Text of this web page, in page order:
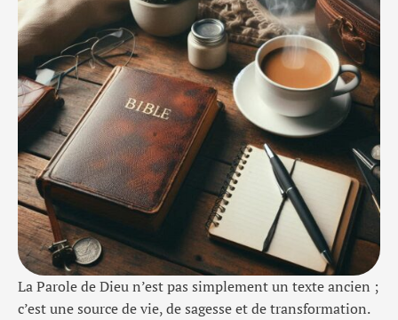
La Parole de Dieu n’est pas simplement un texte ancien ;
c’est une source de vie, de sagesse et de transformation.